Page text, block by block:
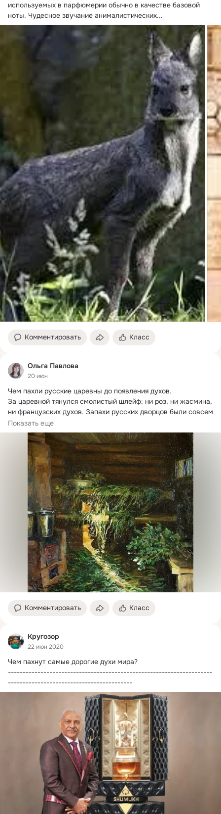
используемых в парфюмерии обычно в качестве базовой
ноты. Чудесное звучание анималистических...
Комментировать Класс
Ольга Павлова
20 июн
Чем пахли русские царевны до появления духов.
За царевной тянулся смолистый шлейф: ни роз, ни жасмина,
ни французских духов. Запахи русских дворцов были совсем
другими.
Показать еще
Комментировать Класс
Кругозор
22 июн 2020
Чем пахнут самые дорогие духи мира?
---------------------------------------------------------------------
------------------------------------------